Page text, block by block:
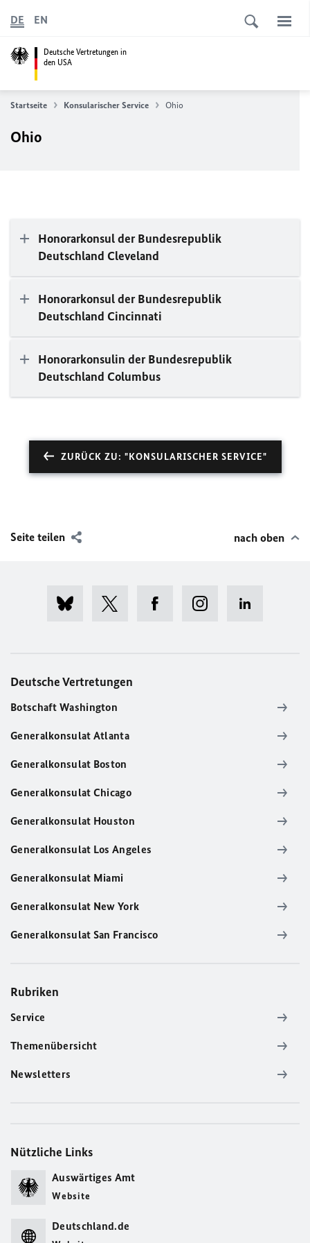
Deutsche Vertretungen in
den USA
DE EN
Startseite Konsularischer Service Ohio
Ohio
Honorarkonsul der Bundesrepublik
Deutschland Cleveland
Honorarkonsul der Bundesrepublik
Deutschland Cincinnati
Honorarkonsulin der Bundesrepublik
Deutschland Columbus
ZURÜCK ZU: "KONSULARISCHER SERVICE"
Seite teilen nach oben
Deutsche Vertretungen
Botschaft Washington
Generalkonsulat Atlanta
Generalkonsulat Boston
Generalkonsulat Chicago
Generalkonsulat Houston
Generalkonsulat Los Angeles
Generalkonsulat Miami
Generalkonsulat New York
Generalkonsulat San Francisco
Rubriken
Service
Themenübersicht
Newsletters
Nützliche Links
Auswärtiges Amt
Website
Deutschland.de